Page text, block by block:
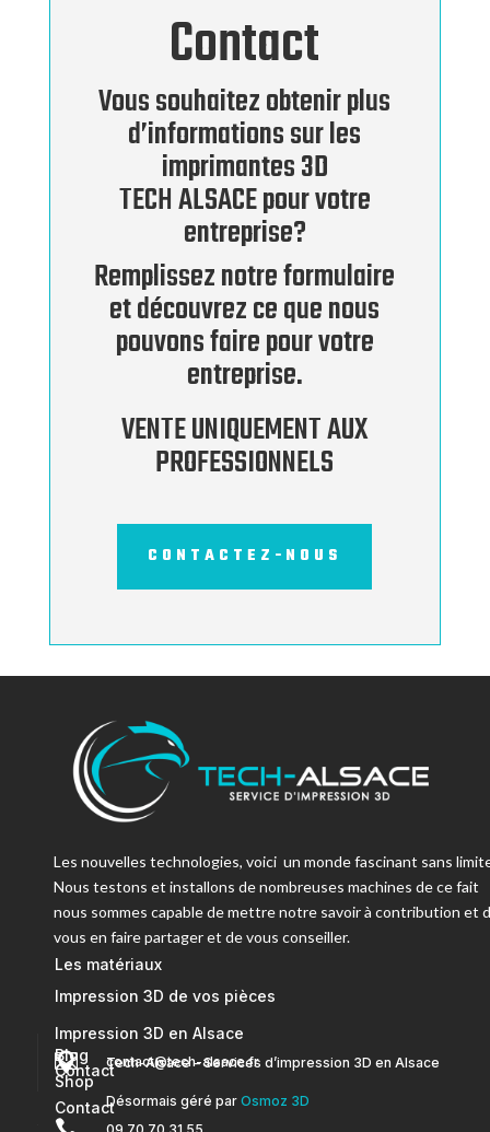
Contact
Vous souhaitez obtenir plus
d’informations sur les
imprimantes 3D
TECH ALSACE pour votre
entreprise?
Remplissez notre formulaire
et découvrez ce que nous
pouvons faire pour votre
entreprise.
VENTE UNIQUEMENT AUX
PROFESSIONNELS
CONTACTEZ-NOUS
Les nouvelles technologies, voici un monde fascinant sans
Nous testons et installons de nombreuses machines de ce fait
nous sommes capable de mettre notre savoir à contribution et
vous en faire partager et de vous conseiller.
Les matériaux
Impression 3D de vos pièces
Impression 3D en Alsace
Contact
Blog
Shop
Contact
 contact@tech-alsace.fr
 Tech-Alsace – Services d’impression 3D en Alsace
Désormais géré par Osmoz 3D